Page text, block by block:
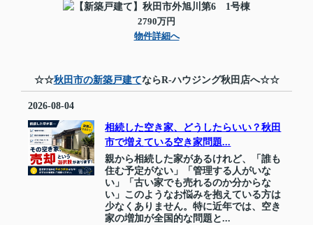
2790万円
物件詳細へ
☆☆秋田市の新築戸建てならR-ハウジング秋田店へ☆☆
2026-08-04
相続した空き家、どうしたらいい？秋田
市で増えている空き家問題...
親から相続した家があるけれど、「誰も
住む予定がない」「管理する人がいな
い」「古い家でも売れるのか分からな
い」このようなお悩みを抱えている方は
少なくありません。特に近年では、空き
家の増加が全国的な問題と...